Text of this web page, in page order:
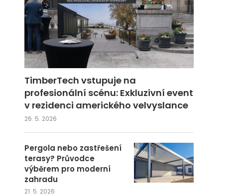
TimberTech vstupuje na
profesionální scénu: Exkluzivní event
v rezidenci amerického velvyslance
26. 5. 2026
Pergola nebo zastřešení
terasy? Průvodce
výběrem pro moderní
zahradu
21. 5. 2026